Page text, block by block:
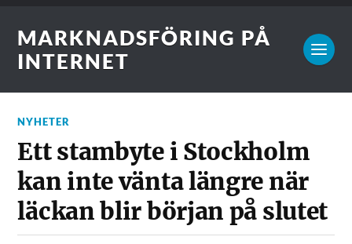
MARKNADSFÖRING PÅ
INTERNET
NYHETER
Ett stambyte i Stockholm
kan inte vänta längre när
läckan blir början på slutet